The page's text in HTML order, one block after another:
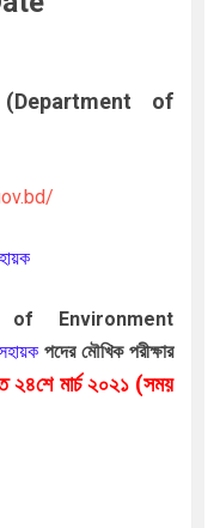
(Department of
of Environment
পদের মৌখিক পরীক্ষার
২৪শে মার্চ ২০২১ (সময়